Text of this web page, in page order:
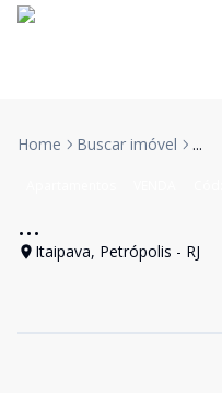
Home Buscar imóvel ...
...
Itaipava, Petrópolis - RJ